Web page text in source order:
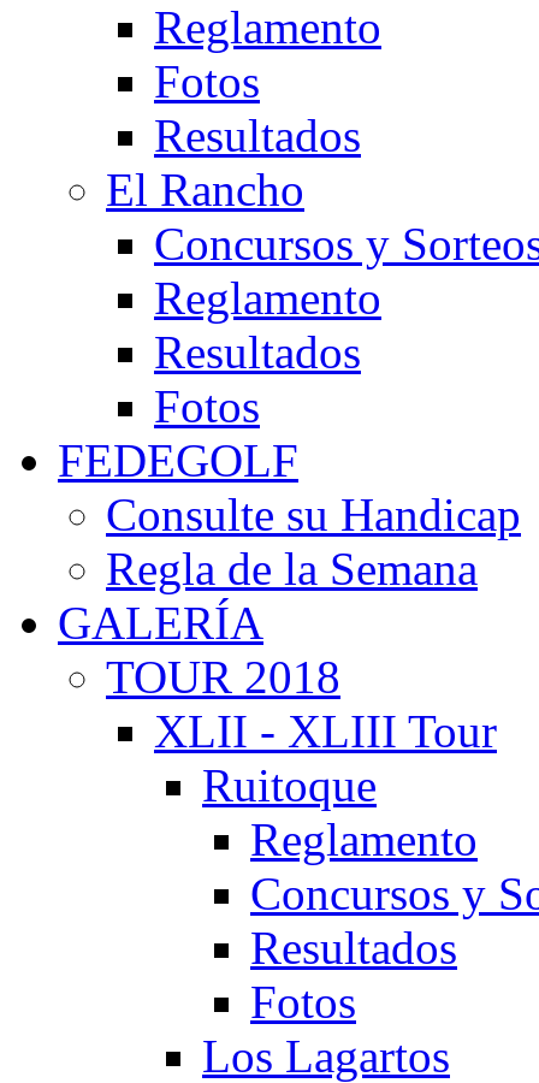
Reglamento
Fotos
Resultados
El Rancho
Concursos y
Reglamento
Resultados
Fotos
FEDEGOLF
Consulte su Handicap
Regla de la Semana
GALERÍA
TOUR 2018
XLII - XLIII Tour
Ruitoque
Reglamento
Concursos y
Resultados
Fotos
Los Lagartos